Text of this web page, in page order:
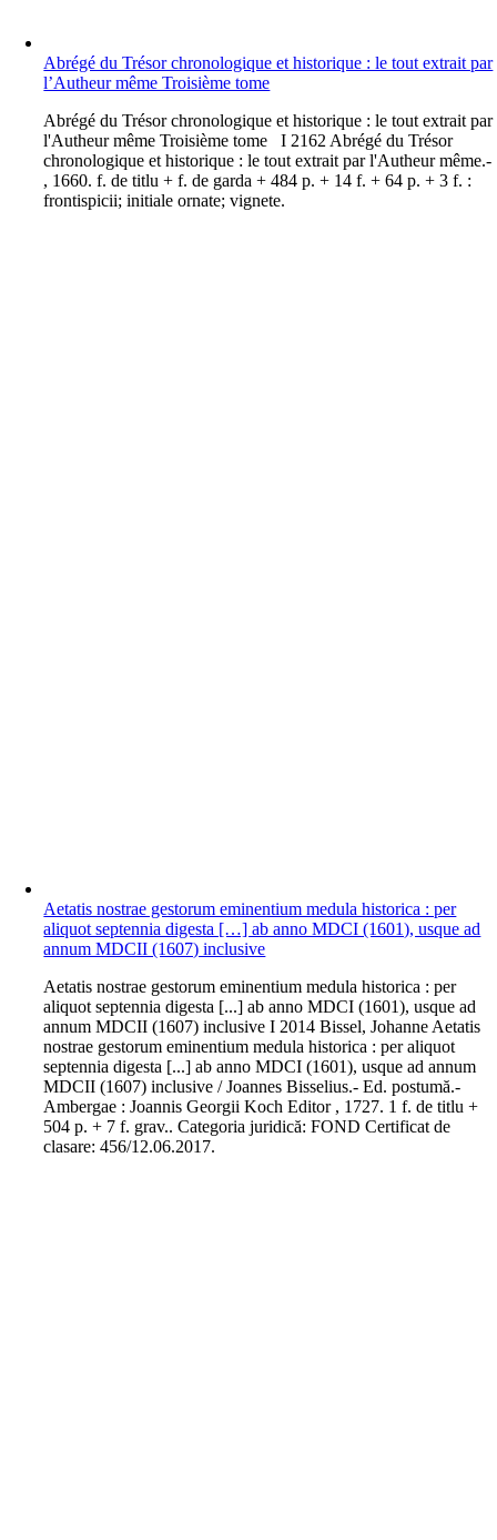
Abrégé du Trésor chronologique et historique : le tout extrait par
l’Autheur même Troisième tome
Abrégé du Trésor chronologique et historique : le tout extrait par
l'Autheur même Troisième tome I 2162 Abrégé du Trésor
chronologique et historique : le tout extrait par l'Autheur même.-
, 1660. f. de titlu + f. de garda + 484 p. + 14 f. + 64 p. + 3 f. :
frontispicii; initiale ornate; vignete.
Aetatis nostrae gestorum eminentium medula historica : per
aliquot septennia digesta […] ab anno MDCI (1601), usque ad
annum MDCII (1607) inclusive
Aetatis nostrae gestorum eminentium medula historica : per
aliquot septennia digesta [...] ab anno MDCI (1601), usque ad
annum MDCII (1607) inclusive I 2014 Bissel, Johanne Aetatis
nostrae gestorum eminentium medula historica : per aliquot
septennia digesta [...] ab anno MDCI (1601), usque ad annum
MDCII (1607) inclusive / Joannes Bisselius.- Ed. postumă.-
Ambergae : Joannis Georgii Koch Editor , 1727. 1 f. de titlu +
504 p. + 7 f. grav.. Categoria juridică: FOND Certificat de
clasare: 456/12.06.2017.